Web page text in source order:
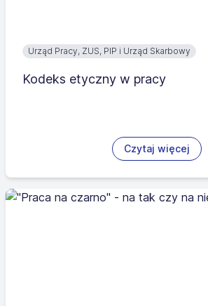
Urząd Pracy, ZUS, PIP i Urząd Skarbowy
Kodeks etyczny w pracy
Czytaj więcej